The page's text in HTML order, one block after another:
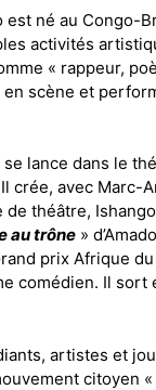
est né au Congo-
activités
« rappeur,
scène et
lance dans le
crée, avec Marc-
de théâtre,
au trône »
prix Afrique
comédien. Il sort
artistes et
citoyen «